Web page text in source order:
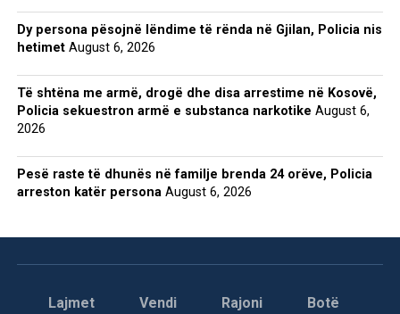
Dy persona pësojnë lëndime të rënda në Gjilan, Policia nis
hetimet August 6, 2026
Të shtëna me armë, drogë dhe disa arrestime në Kosovë,
Policia sekuestron armë e substanca narkotike August 6,
2026
Pesë raste të dhunës në familje brenda 24 orëve, Policia
arreston katër persona August 6, 2026
Lajmet Vendi Rajoni Botë